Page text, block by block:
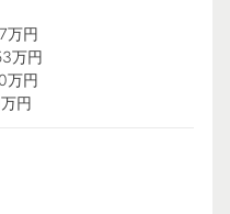
万円
万円
万円
円